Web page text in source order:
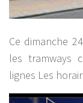
Ce dimanche
les tramways
lignes Les